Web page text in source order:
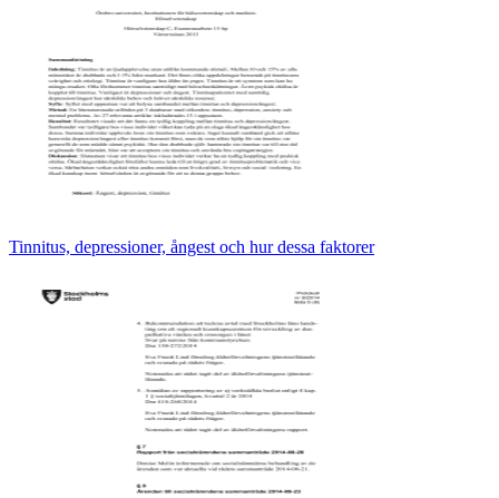
Tinnitus, depressioner, ångest och hur dessa faktorer